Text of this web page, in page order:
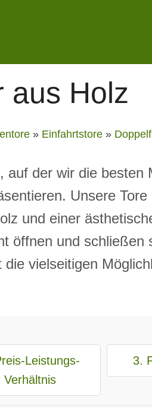
aus Holz
» Einfahrtstore »
der wir die besten
Unsere
und einer
öffnen und schließen
vielseitigen
Leistungs-
Verhältnis
3.